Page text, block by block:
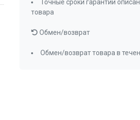
Точные сроки гарантии
товара
Обмен/возврат
Обмен/возврат товара в